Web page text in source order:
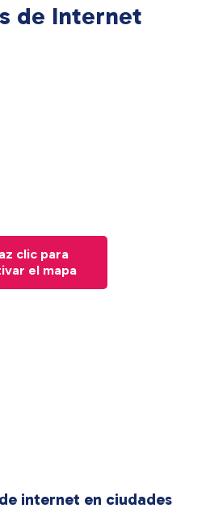
de Internet
clic para
el mapa
internet en ciudades